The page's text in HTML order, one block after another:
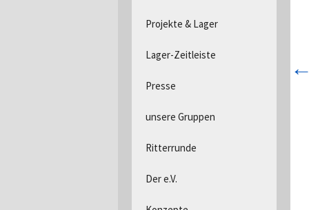
Projekte & Lager
Lager-Zeitleiste
Presse
unsere Gruppen
Ritterrunde
Der e.V.
←